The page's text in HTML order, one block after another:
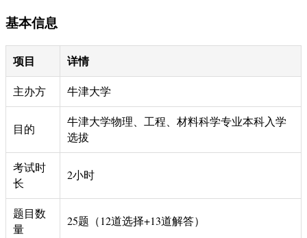
基本信息
项目 详情
主办方 牛津大学
目的
牛津大学物理、工程、材料科学专业本科入学
选拔
考试时
长
2小时
题目数
量
25题（12道选择+13道解答）